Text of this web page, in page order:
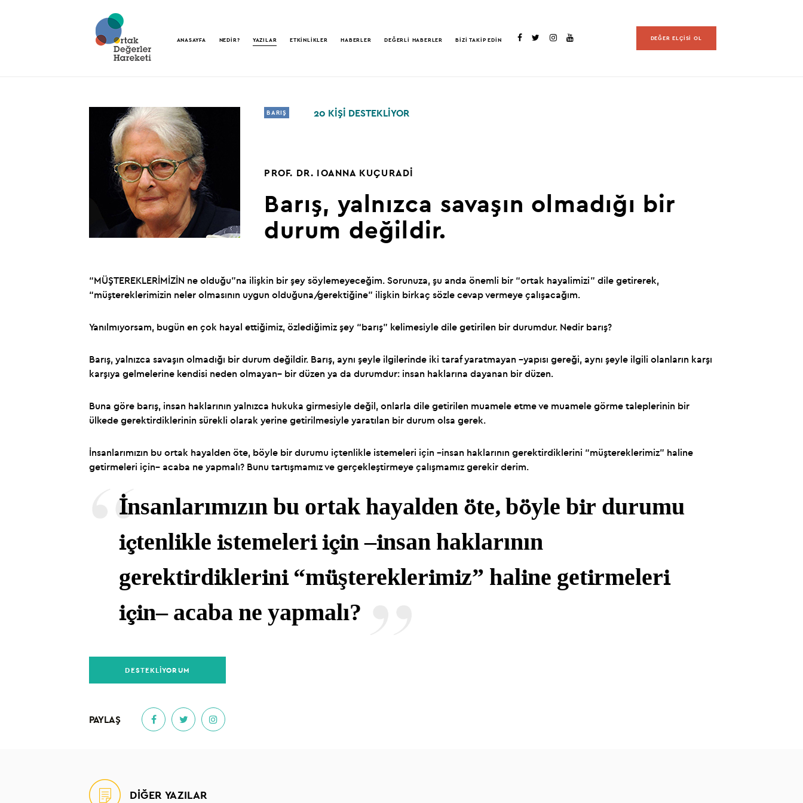
ANASAYFA NEDİR? YAZILAR ETKİNLİKLER HABERLER DEĞERLİ HABERLER BİZİ TAKİP EDİN DEĞER ELÇİSİ OL
BARIŞ 20 KİŞİ DESTEKLİYOR
PROF. DR. IOANNA KUÇURADİ
Barış, yalnızca savaşın olmadığı bir
durum değildir.
“MÜŞTEREKLERİMİZİN ne olduğu”na ilişkin bir şey söylemeyeceğim. Sorunuza, şu anda önemli bir “ortak hayalimizi” dile getirerek,
“müştereklerimizin neler olmasının uygun olduğuna/gerektiğine” ilişkin birkaç sözle cevap vermeye çalışacağım.
Yanılmıyorsam, bugün en çok hayal ettiğimiz, özlediğimiz şey “barış” kelimesiyle dile getirilen bir durumdur. Nedir barış?
Barış, yalnızca savaşın olmadığı bir durum değildir. Barış, aynı şeyle ilgilerinde iki taraf yaratmayan –yapısı gereği, aynı şeyle ilgili olanların karşı
karşıya gelmelerine kendisi neden olmayan– bir düzen ya da durumdur: insan haklarına dayanan bir düzen.
Buna göre barış, insan haklarının yalnızca hukuka girmesiyle değil, onlarla dile getirilen muamele etme ve muamele görme taleplerinin bir
ülkede gerektirdiklerinin sürekli olarak yerine getirilmesiyle yaratılan bir durum olsa gerek.
İnsanlarımızın bu ortak hayalden öte, böyle bir durumu içtenlikle istemeleri için –insan haklarının gerektirdiklerini “müştereklerimiz” haline
getirmeleri için– acaba ne yapmalı? Bunu tartışmamız ve gerçekleştirmeye çalışmamız gerekir derim.
İnsanlarımızın bu ortak hayalden öte, böyle bir durumu
içtenlikle istemeleri için –insan haklarının
gerektirdiklerini “müştereklerimiz” haline getirmeleri
için– acaba ne yapmalı?
DESTEKLİYORUM
PAYLAŞ
DİĞER YAZILAR